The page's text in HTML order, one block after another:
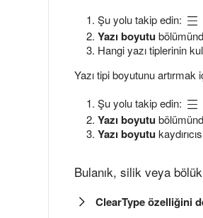
Şu yolu takip edin:
Yazı boyutu
Hangi yazı tiplerinin
Yazı tipi boyutunu artırmak
Şu yolu takip edin:
Yazı boyutu
Yazı boyutu
Bulanık, silik veya
ClearType özelliğini